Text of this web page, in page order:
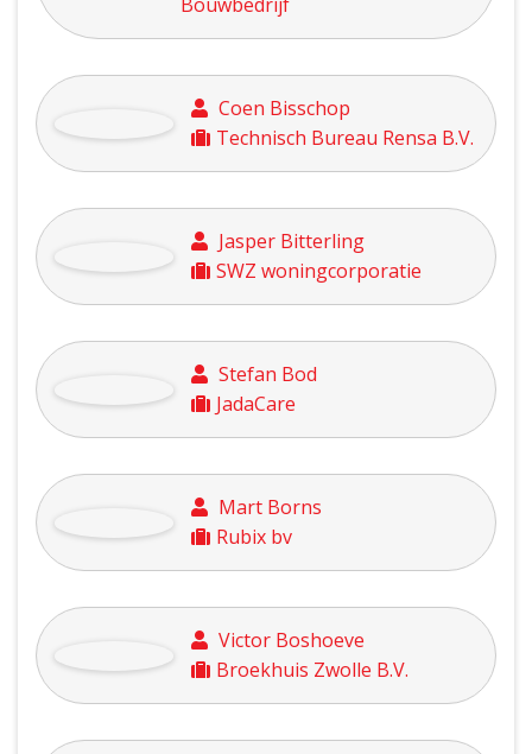
Adviseurs
Wessel van Berkum
Heldoorn van Berkum Holding
Multifunctioneel Wijkcentrum
SIO
Rinke Beverwijk
Beverwijk & Zn. BV, A
Coen Bisschop